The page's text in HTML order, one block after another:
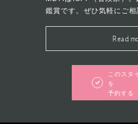
鑑賞です。ぜひ気軽にご相
Read
このスタ
を
予約する